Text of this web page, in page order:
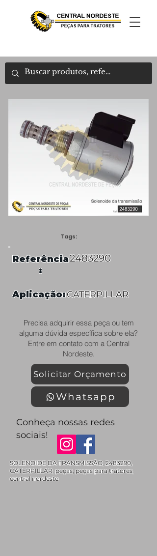
Tags:
Referência
:
2483290
Aplicação:CATERPILLAR
Precisa adquirir essa peça ou tem
alguma dúvida específica sobre ela?
Entre em contato com a Central
Nordeste.
Solicitar Orçamento
Whatsapp
Conheça nossas redes
sociais!
SOLENOIDE DA TRANSMISSÃO,2483290,
CATERPILLAR, peças, peças para tratores,
central nordeste